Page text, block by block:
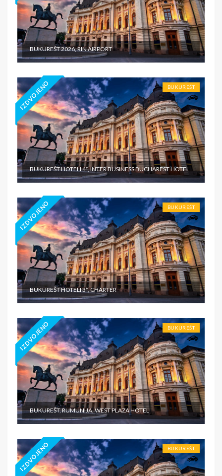
BUKUREŠT 2026, RIN AIRPORT
IZDVOJENO BUKUREŠT
BUKUREŠT HOTELI 4*, INTER BUSINESS BUCHAREST HOTEL
IZDVOJENO BUKUREŠT
BUKUREŠT HOTELI 3*, CHARTER
IZDVOJENO BUKUREŠT
BUKUREŠT, RUMUNIJA, WEST PLAZA HOTEL
IZDVOJENO BUKUREŠT